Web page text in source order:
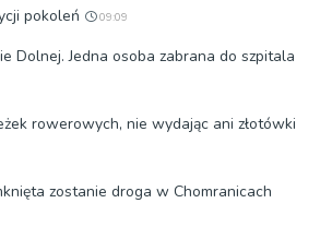
pokoleń
09:09
Dolnej. Jedna osoba zabrana do szpitala
rowerowych, nie wydając ani złotówki
zostanie droga w Chomranicach